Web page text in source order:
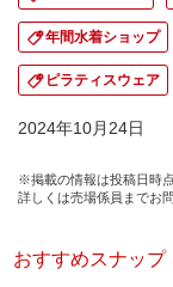
年間水着ショップ
ピラティスウェア
2024年10月24日
※掲載の情報は投稿日時
詳しくは売場係員までお
おすすめスナップ